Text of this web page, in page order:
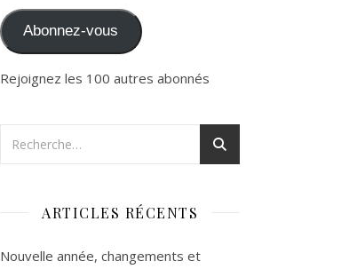
Abonnez-vous
Rejoignez les 100 autres abonnés
ARTICLES RÉCENTS
Nouvelle année, changements et